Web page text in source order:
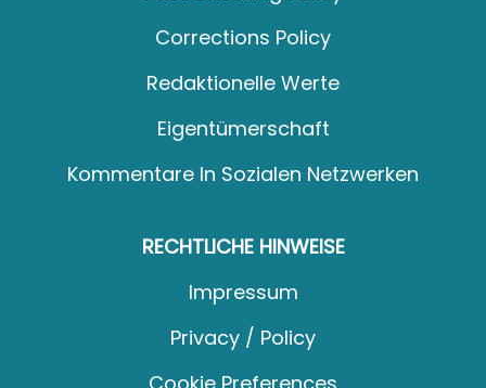
Corrections Policy
Redaktionelle Werte
Eigentümerschaft
Kommentare In Sozialen Netzwerken
RECHTLICHE HINWEISE
Impressum
Privacy / Policy